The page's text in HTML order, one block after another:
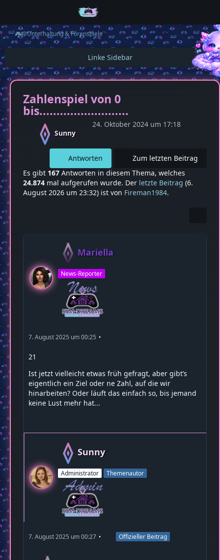
🎮🎼Unterhaltung & Forenspiele
Zahlenspiel von 0
bis..........................
Sunny
24. Oktober 2024 um 17:18
Antworten
Zum letzten Beitrag
Es gibt 167 Antworten in diesem Thema, welches
24.874 mal aufgerufen wurde. Der letzte Beitrag (6.
August 2026 um 23:32) ist von Fireman1984.
Mariella
News-Reporter
7. August 2025 um 00:25
21
Ist jetzt vielleicht etwas früh gefragt, aber gibt’s
eigentlich ein Ziel oder ne Zahl, auf die wir
hinarbeiten? Oder läuft das einfach so, bis jemand
keine Lust mehr hat...
Sunny
Administrator Themenautor
7. August 2025 um 00:27 Offizieller Beitrag